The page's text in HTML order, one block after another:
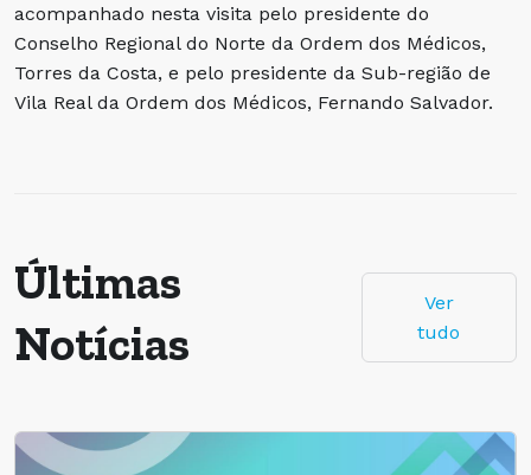
acompanhado nesta visita pelo presidente do
Conselho Regional do Norte da Ordem dos Médicos,
Torres da Costa, e pelo presidente da Sub-região de
Vila Real da Ordem dos Médicos, Fernando Salvador.
Últimas
Notícias
Ver
tudo